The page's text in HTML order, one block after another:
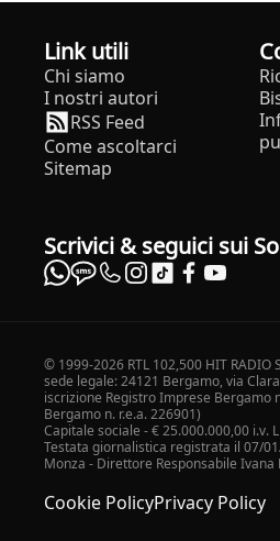
Link utili
Chi siamo
I nostri autori
RSS Feed
Come ascoltarci
Sitemap
Scrivici & seguici sui
© 1999-2026 RTL 102,500 HIT RADIO
sede legale: 24121 Bergamo, via
iscrizione Registro Imprese Bergamo
Bergamo n. r.e.a. 226901)
Capitale sociale - € 25.000.000,00 i.v.
Testata giornalistica registrata il 07/
Monza - Direttore Responsabile Ivana
Cookie PolicyPrivacy Policy